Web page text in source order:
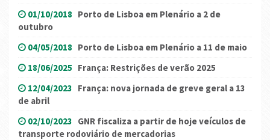
01/10/2018 Porto de Lisboa em Plenário a 2 de
outubro
04/05/2018 Porto de Lisboa em Plenário a 11 de maio
18/06/2025 França: Restrições de verão 2025
12/04/2023 França: nova jornada de greve geral a 13
de abril
02/10/2023 GNR fiscaliza a partir de hoje veículos de
transporte rodoviário de mercadorias